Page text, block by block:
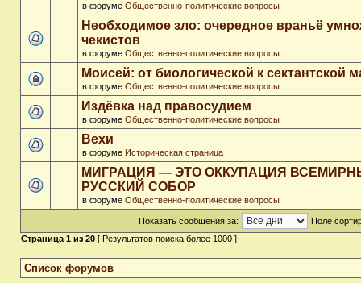
в форуме Общественно-политические вопросы
Необходимое зло: очередное враньё
чекистов
в форуме Общественно-политические вопросы
Моисей: от биологической к сектантской
в форуме Общественно-политические вопросы
Издёвка над правосудием
в форуме Общественно-политические вопросы
Вехи
в форуме Историческая страница
МИГРАЦИЯ — ЭТО ОККУПАЦИЯ
РУССКИЙ СОБОР
в форуме Общественно-политические вопросы
Показать сообщения за:
Поле
Страница 1 из 20 [ Результатов поиска более 1000 ]
Список форумов